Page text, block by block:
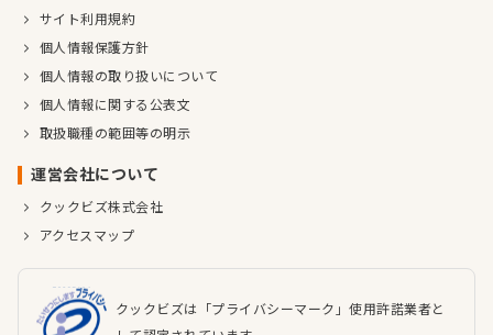
サイト利用規約
個人情報保護方針
個人情報の取り扱いについて
個人情報に関する公表文
取扱職種の範囲等の明示
運営会社について
クックビズ株式会社
アクセスマップ
クックビズは「プライバシーマーク」使用許諾業者と